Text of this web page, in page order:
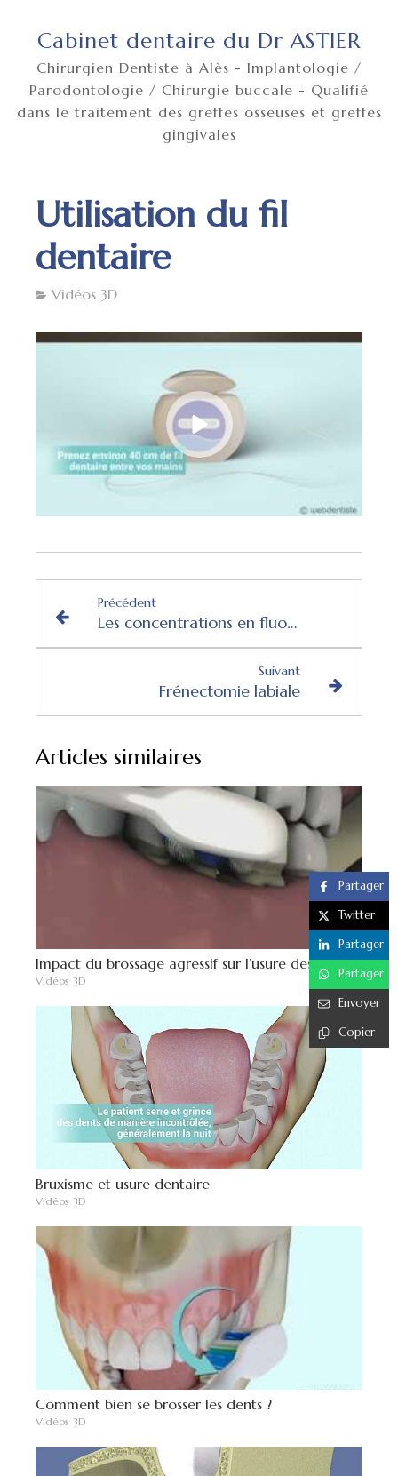
Cabinet dentaire du Dr ASTIER
Chirurgien Dentiste à Alès - Implantologie /
Parodontologie / Chirurgie buccale - Qualifié
dans le traitement des greffes osseuses et greffes
gingivales
Utilisation du fil
dentaire
Vidéos 3D
Précédent
Les concentrations en fluor des eaux minérales
Suivant
Frénectomie labiale
Articles similaires
Impact du brossage agressif sur l’usure des dents
Vidéos 3D
Bruxisme et usure dentaire
Vidéos 3D
Comment bien se brosser les dents ?
Vidéos 3D
Partager
Twitter
Partager
Partager
Envoyer
Copier